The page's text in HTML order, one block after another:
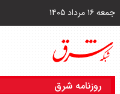
جمعه ۱۶ مرداد ۱۴۰۵
روزنامه شرق